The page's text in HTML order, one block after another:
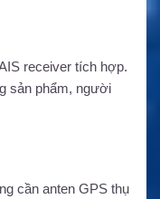
receiver tích hợp.
sản phẩm, người
cần anten GPS thụ